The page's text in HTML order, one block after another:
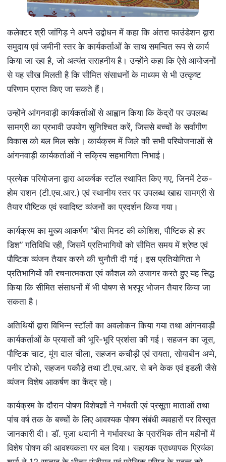
कलेक्टर श्री जांगिड़ ने अपने उद्बोधन में कहा कि अंतरा फाउंडेशन द्वारा
समुदाय एवं जमीनी स्तर के कार्यकर्ताओं के साथ समन्वित रूप से कार्य
किया जा रहा है, जो अत्यंत सराहनीय है। उन्होंने कहा कि ऐसे आयोजनों
से यह सीख मिलती है कि सीमित संसाधनों के माध्यम से भी उत्कृष्ट
परिणाम प्राप्त किए जा सकते हैं।
उन्होंने आंगनवाड़ी कार्यकर्ताओं से आह्वान किया कि केंद्रों पर उपलब्ध
सामग्री का प्रभावी उपयोग सुनिश्चित करें, जिससे बच्चों के सर्वांगीण
विकास को बल मिल सके। कार्यक्रम में जिले की सभी परियोजनाओं से
आंगनवाड़ी कार्यकर्ताओं ने सक्रिय सहभागिता निभाई।
प्रत्येक परियोजना द्वारा आकर्षक स्टॉल स्थापित किए गए, जिनमें टेक-
होम राशन (टी.एच.आर.) एवं स्थानीय स्तर पर उपलब्ध खाद्य सामग्री से
तैयार पौष्टिक एवं स्वादिष्ट व्यंजनों का प्रदर्शन किया गया।
कार्यक्रम का मुख्य आकर्षण “बीस मिनट की कोशिश, पौष्टिक हो हर
डिश” गतिविधि रही, जिसमें प्रतिभागियों को सीमित समय में श्रेष्ठ एवं
पौष्टिक व्यंजन तैयार करने की चुनौती दी गई। इस प्रतियोगिता ने
प्रतिभागियों की रचनात्मकता एवं कौशल को उजागर करते हुए यह सिद्ध
किया कि सीमित संसाधनों में भी पोषण से भरपूर भोजन तैयार किया जा
सकता है।
अतिथियों द्वारा विभिन्न स्टॉलों का अवलोकन किया गया तथा आंगनवाड़ी
कार्यकर्ताओं के प्रयासों की भूरि-भूरि प्रशंसा की गई। सहजन का जूस,
पौष्टिक चाट, मूंग दाल चीला, सहजन कचौड़ी एवं रायता, सोयाबीन अप्पे,
पनीर टोफो, सहजन पकौड़े तथा टी.एच.आर. से बने केक एवं इडली जैसे
व्यंजन विशेष आकर्षण का केंद्र रहे।
कार्यक्रम के दौरान पोषण विशेषज्ञों ने गर्भवती एवं प्रसूता माताओं तथा
पांच वर्ष तक के बच्चों के लिए आवश्यक पोषण संबंधी व्यवहारों पर विस्तृत
जानकारी दी। डॉ. पूजा थदानी ने गर्भावस्था के प्रारंभिक तीन महीनों में
विशेष पोषण की आवश्यकता पर बल दिया। सहायक प्राध्यापक प्रियंका